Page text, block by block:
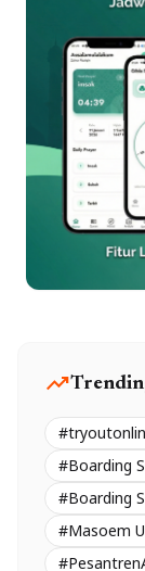
trending_up
#Boarding
#Boarding
#Masoem